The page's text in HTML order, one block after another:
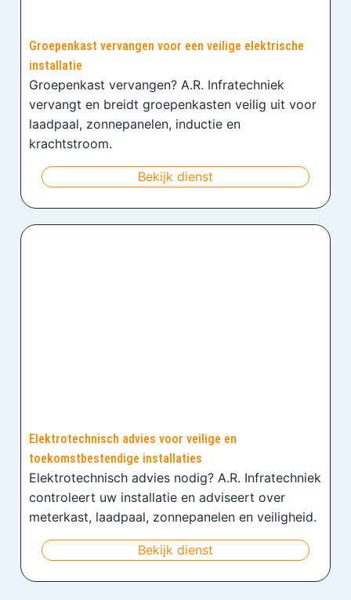
Groepenkast vervangen voor een veilige elektrische
installatie
Groepenkast vervangen? A.R. Infratechniek
vervangt en breidt groepenkasten veilig uit voor
laadpaal, zonnepanelen, inductie en
krachtstroom.
Bekijk dienst
Elektrotechnisch advies voor veilige en
toekomstbestendige installaties
Elektrotechnisch advies nodig? A.R. Infratechniek
controleert uw installatie en adviseert over
meterkast, laadpaal, zonnepanelen en veiligheid.
Bekijk dienst